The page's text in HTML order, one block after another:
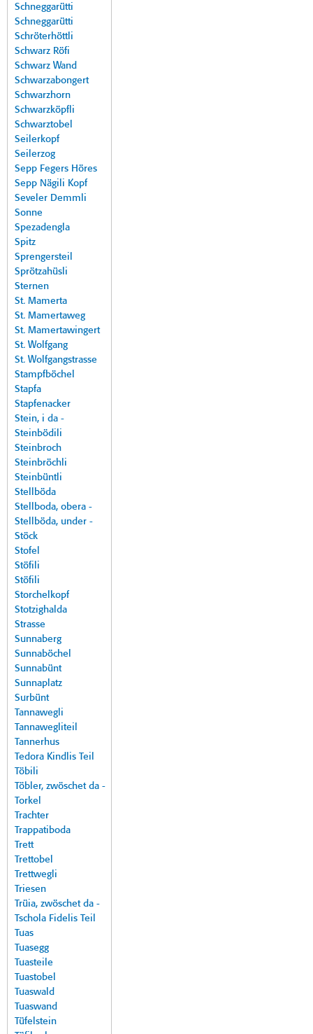
Schneggarütti
Schneggarütti
Schröterhöttli
Schwarz Röfi
Schwarz Wand
Schwarzabongert
Schwarzhorn
Schwarzköpfli
Schwarztobel
Seilerkopf
Seilerzog
Sepp Fegers Höres
Sepp Nägili Kopf
Seveler Demmli
Sonne
Spezadengla
Spitz
Sprengersteil
Sprötzahüsli
Sternen
St. Mamerta
St. Mamertaweg
St. Mamertawingert
St. Wolfgang
St. Wolfgangstrasse
Stampfböchel
Stapfa
Stapfenacker
Stein, i da -
Steinbödili
Steinbroch
Steinbröchli
Steinbüntli
Stellböda
Stellboda, obera -
Stellböda, under -
Stöck
Stofel
Stöfili
Stöfili
Storchelkopf
Stotzighalda
Strasse
Sunnaberg
Sunnaböchel
Sunnabünt
Sunnaplatz
Surbünt
Tannawegli
Tannawegliteil
Tannerhus
Tedora Kindlis Teil
Töbili
Töbler, zwöschet da -
Torkel
Trachter
Trappatiboda
Trett
Trettobel
Trettwegli
Triesen
Trüia, zwöschet da -
Tschola Fidelis Teil
Tuas
Tuasegg
Tuasteile
Tuastobel
Tuaswald
Tuaswand
Tüfelstein